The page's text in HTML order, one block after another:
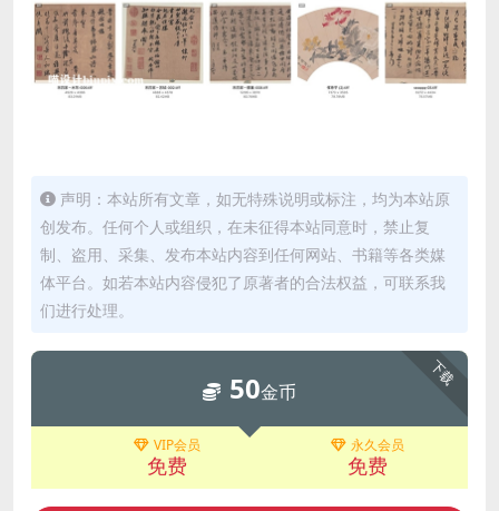
声明：本站所有文章，如无特殊说明或标注，均为本站原
创发布。任何个人或组织，在未征得本站同意时，禁止复
制、盗用、采集、发布本站内容到任何网站、书籍等各类媒
体平台。如若本站内容侵犯了原著者的合法权益，可联系我
们进行处理。
下载
50金币
VIP会员
免费
永久会员
免费